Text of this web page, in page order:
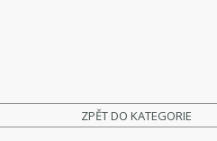
ZPĚT DO KATEGORIE